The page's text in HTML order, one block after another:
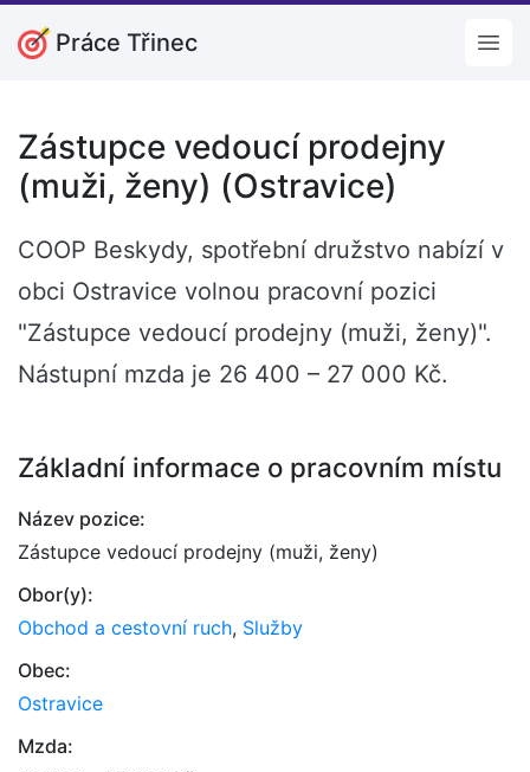
Práce Třinec
Zástupce vedoucí prodejny
(muži, ženy) (Ostravice)
COOP Beskydy, spotřební družstvo nabízí v
obci Ostravice volnou pracovní pozici
"Zástupce vedoucí prodejny (muži, ženy)".
Nástupní mzda je 26 400 – 27 000 Kč.
Základní informace o pracovním místu
Název pozice:
Zástupce vedoucí prodejny (muži, ženy)
Obor(y):
Obchod a cestovní ruch, Služby
Obec:
Ostravice
Mzda: